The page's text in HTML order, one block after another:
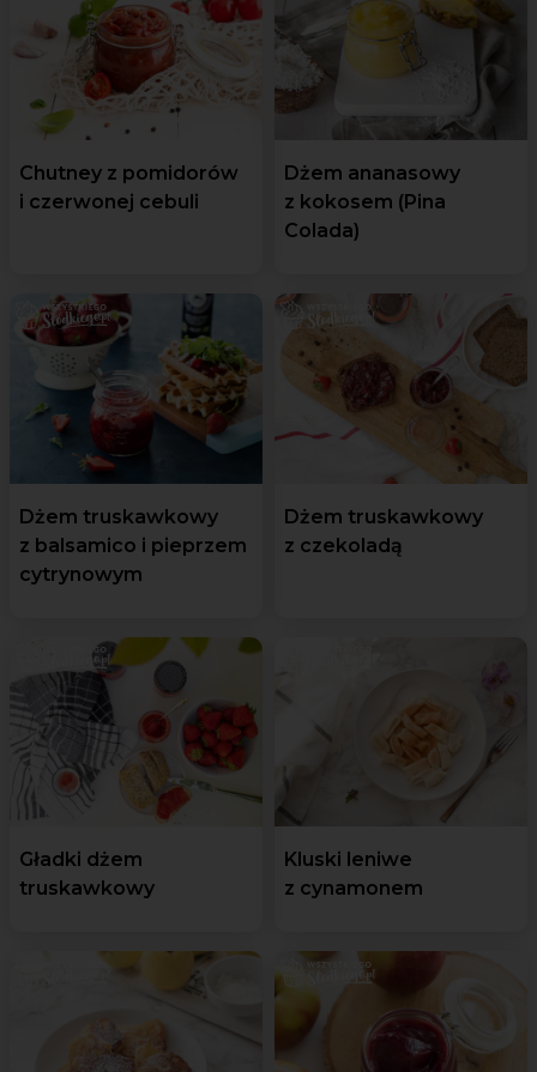
Chutney z pomidorów
i czerwonej cebuli
Dżem ananasowy
z kokosem (Pina
Colada)
Dżem truskawkowy
z balsamico i pieprzem
cytrynowym
Dżem truskawkowy
z czekoladą
Gładki dżem
truskawkowy
Kluski leniwe
z cynamonem